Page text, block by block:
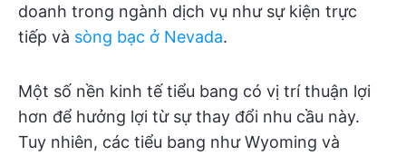
doanh trong ngành dịch vụ như sự kiện trực
tiếp và sòng bạc ở Nevada.
Một số nền kinh tế tiểu bang có vị trí thuận lợi
hơn để hưởng lợi từ sự thay đổi nhu cầu này.
Tuy nhiên, các tiểu bang như Wyoming và